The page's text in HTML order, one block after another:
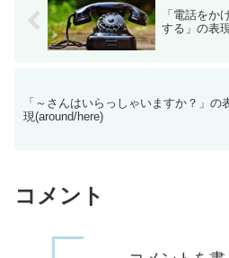
「電話をか
する」の表
「～さんはいらっしゃいますか？」の
現(around/here)
コメント